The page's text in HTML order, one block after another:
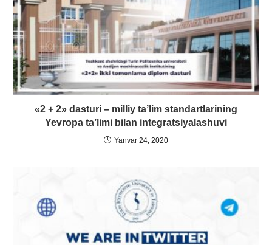
«2 + 2» dasturi – milliy ta’lim standartlarining
Yevropa ta’limi bilan integratsiyalashuvi
Yanvar 24, 2020